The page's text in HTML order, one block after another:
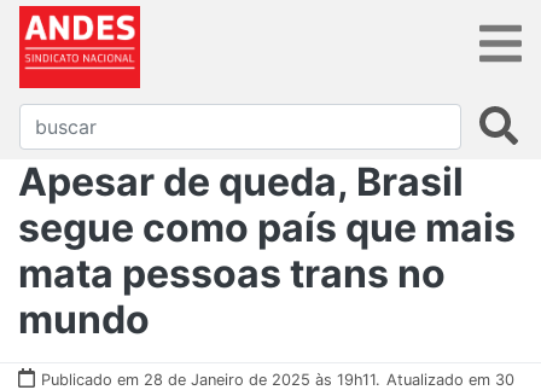
Apesar de queda, Brasil
segue como país que mais
mata pessoas trans no
mundo
Publicado em 28 de Janeiro de 2025 às 19h11. Atualizado em 30